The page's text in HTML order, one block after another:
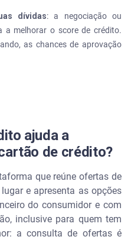
dívidas: a negociação ou
a melhorar o score de crédito.
as chances de aprovação
ajuda a
de crédito?
que reúne ofertas de
e apresenta as opções
do consumidor e com
inclusive para quem tem
a consulta de ofertas é